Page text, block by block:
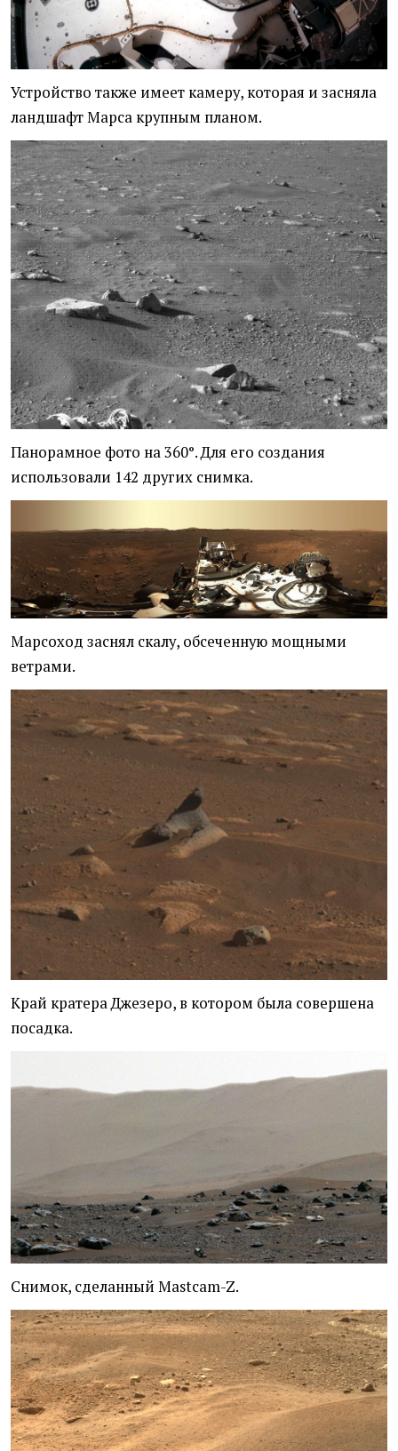
Устройство также имеет камеру, которая и засняла
ландшафт Марса крупным планом.
Панорамное фото на 360°. Для его создания
использовали 142 других снимка.
Марсоход заснял скалу, обсеченную мощными
ветрами.
Край кратера Джезеро, в котором была совершена
посадка.
Снимок, сделанный Mastcam-Z.